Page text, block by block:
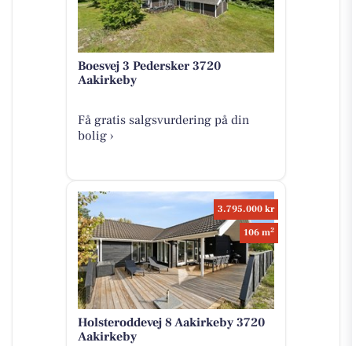
Boesvej 3 Pedersker 3720
Aakirkeby
Få gratis salgsvurdering på din
bolig ›
3.795.000 kr
106 m2
Holsteroddevej 8 Aakirkeby 3720
Aakirkeby